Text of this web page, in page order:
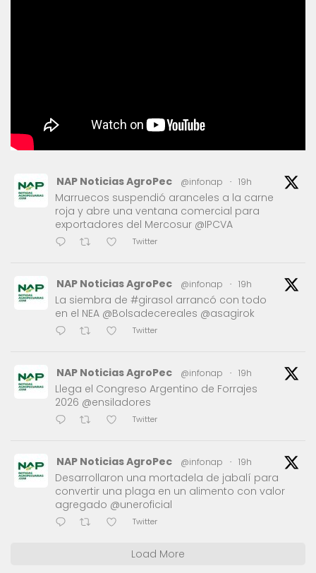
NAP Noticias AgroPec @infonap · 19h
Marruecos suspendió aranceles a la carne
roja y abre una ventana comercial para
exportadores del Mercosur @IPCVA
Twitter
NAP Noticias AgroPec @infonap · 19h
La siembra de #girasol arrancó con todo
en el NEA @Bolsadecereales @asagirok
Twitter
NAP Noticias AgroPec @infonap · 19h
Llega el Congreso Argentino de Forrajes
2026 @ensiladores
Twitter
NAP Noticias AgroPec @infonap · 19h
Desarrollaron una mortadela de jabalí para
convertir una plaga en un alimento con valor
agregado @uneroficial
Twitter
Load More